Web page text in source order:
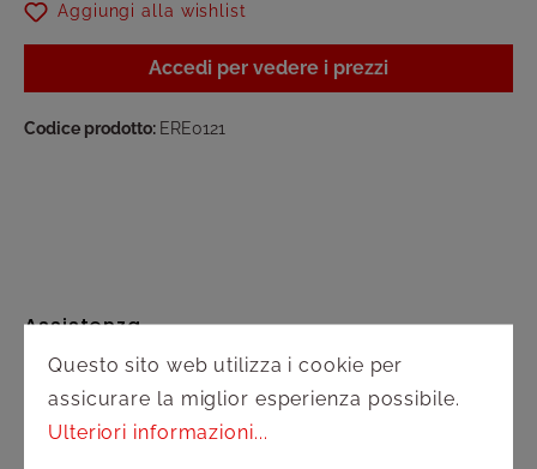
Aggiungi alla wishlist
Accedi per vedere i prezzi
Codice prodotto: ERE0121
Assistenza
Diritto di recesso
Questo sito web utilizza i cookie per
assicurare la miglior esperienza possibile.
Ulteriori informazioni...